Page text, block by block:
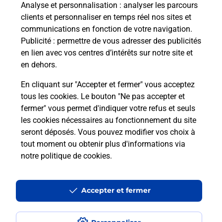
Analyse et personnalisation : analyser les parcours
clients et personnaliser en temps réel nos sites et
communications en fonction de votre navigation.
Publicité : permettre de vous adresser des publicités
en lien avec vos centres d’intérêts sur notre site et
en dehors.
En cliquant sur "Accepter et fermer" vous acceptez
tous les cookies. Le bouton "Ne pas accepter et
fermer" vous permet d'indiquer votre refus et seuls
les cookies nécessaires au fonctionnement du site
seront déposés. Vous pouvez modifier vos choix à
tout moment ou obtenir plus d'informations via
notre politique de cookies.
Accepter et fermer
Ouvert 24h/24
En savoir plus
Puy-de-Dôme
Accessibilité : partiellement conforme
Conditions contractuelles